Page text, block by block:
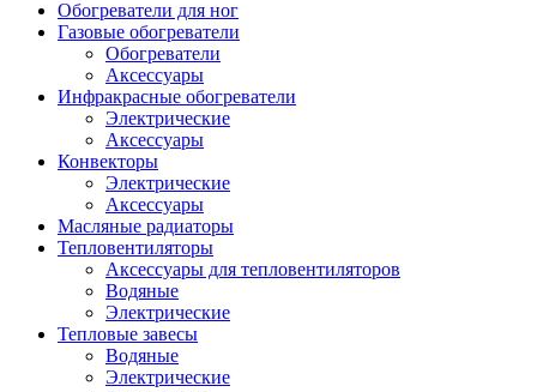
Обогреватели для ног
Газовые обогреватели
Обогреватели
Аксессуары
Инфракрасные обогреватели
Электрические
Аксессуары
Конвекторы
Электрические
Аксессуары
Масляные радиаторы
Тепловентиляторы
Аксессуары для тепловентиляторов
Водяные
Электрические
Тепловые завесы
Водяные
Электрические